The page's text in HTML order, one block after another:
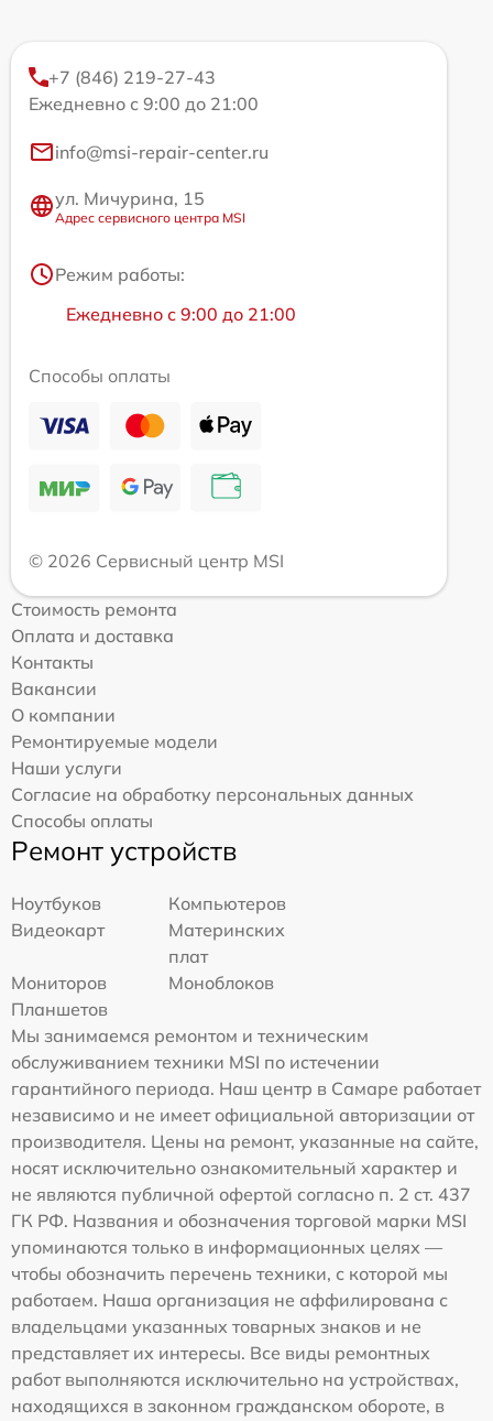
+7 (846) 219-27-43
Ежедневно с 9:00 до 21:00
info@msi-repair-center.ru
ул. Мичурина, 15
Адрес сервисного центра MSI
Режим работы:
Ежедневно с 9:00 до 21:00
Способы оплаты
© 2026 Сервисный центр MSI
Стоимость ремонта
Оплата и доставка
Контакты
Вакансии
О компании
Ремонтируемые модели
Наши услуги
Согласие на обработку персональных данных
Способы оплаты
Ремонт устройств
Ноутбуков
Компьютеров
Видеокарт
Материнских
плат
Мониторов
Моноблоков
Планшетов
Мы занимаемся ремонтом и техническим
обслуживанием техники MSI по истечении
гарантийного периода. Наш центр в Самаре работает
независимо и не имеет официальной авторизации от
производителя. Цены на ремонт, указанные на сайте,
носят исключительно ознакомительный характер и
не являются публичной офертой согласно п. 2 ст. 437
ГК РФ. Названия и обозначения торговой марки MSI
упоминаются только в информационных целях —
чтобы обозначить перечень техники, с которой мы
работаем. Наша организация не аффилирована с
владельцами указанных товарных знаков и не
представляет их интересы. Все виды ремонтных
работ выполняются исключительно на устройствах,
находящихся в законном гражданском обороте, в